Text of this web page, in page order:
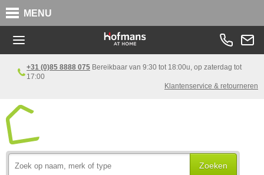
MENU
+31 (0)85 8888 075 Bereikbaar van 9:30 tot 18:00u, op zaterdag tot
17:00
Klantenservice & retourneren
Zoeken